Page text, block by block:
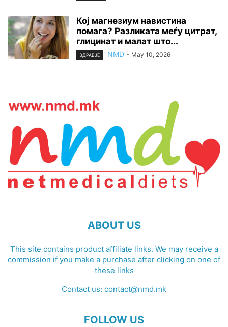
Кој магнезиум навистина
помага? Разликата меѓу цитрат,
глицинат и малат што...
ЗДРАВЈЕ NMD - May 10, 2026
ABOUT US
This site contains product affiliate links. We may receive a
commission if you make a purchase after clicking on one of
these links
Contact us: contact@nmd.mk
FOLLOW US